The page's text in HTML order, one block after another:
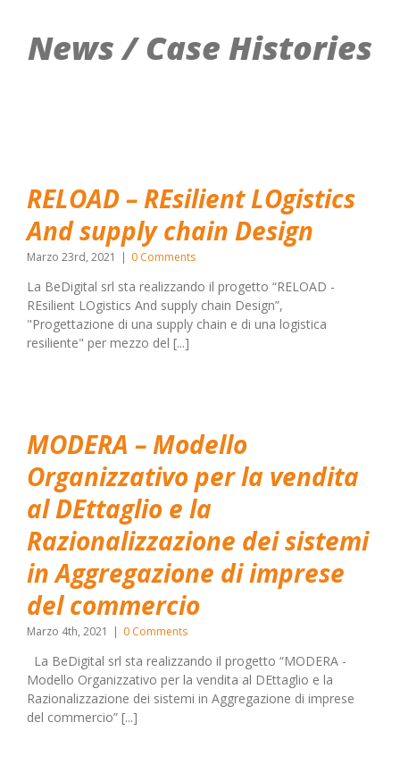
News / Case Histories
RELOAD – REsilient LOgistics
And supply chain Design
Marzo 23rd, 2021 | 0 Comments
La BeDigital srl sta realizzando il progetto “RELOAD -
REsilient LOgistics And supply chain Design”,
"Progettazione di una supply chain e di una logistica
resiliente" per mezzo del [...]
MODERA – Modello
Organizzativo per la vendita
al DEttaglio e la
Razionalizzazione dei sistemi
in Aggregazione di imprese
del commercio
Marzo 4th, 2021 | 0 Comments
La BeDigital srl sta realizzando il progetto “MODERA -
Modello Organizzativo per la vendita al DEttaglio e la
Razionalizzazione dei sistemi in Aggregazione di imprese
del commercio” [...]